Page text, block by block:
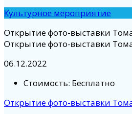
Культурное мероприятие
Открытие фото-выставки
Открытие фото-выставки
06.12.2022
Стоимость: Бесплатно
Открытие фото-выставки